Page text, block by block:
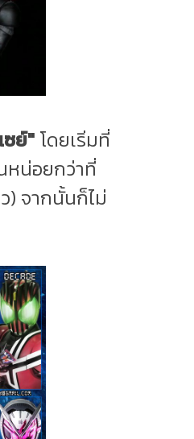
ซย์" โดยเริ่มที่
หน่อยกว่าที่
) จากนั้นก็ไม่